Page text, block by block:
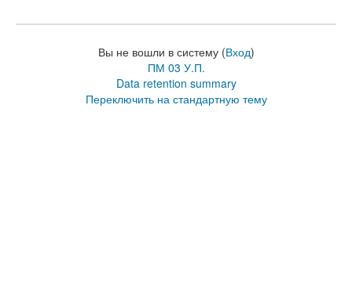
Вы не вошли в систему (Вход)
ПМ 03 У.П.
Data retention summary
Переключить на стандартную тему